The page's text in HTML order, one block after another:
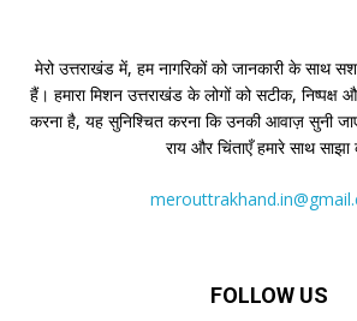
मेरो उत्तराखंड में, हम नागरिकों को जानकारी के साथ
हैं। हमारा मिशन उत्तराखंड के लोगों को सटीक, निष्पक्ष
करना है, यह सुनिश्चित करना कि उनकी आवाज़ सुनी
राय और चिंताएँ हमारे साथ
FOLLOW US